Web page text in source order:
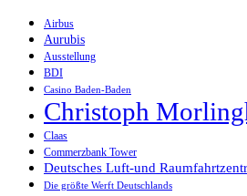
Airbus
Aurubis
Ausstellung
BDI
Casino Baden-Baden
Christoph
Claas
Commerzbank Tower
Deutsches Luft-und
Die größte Werft Deutschlands